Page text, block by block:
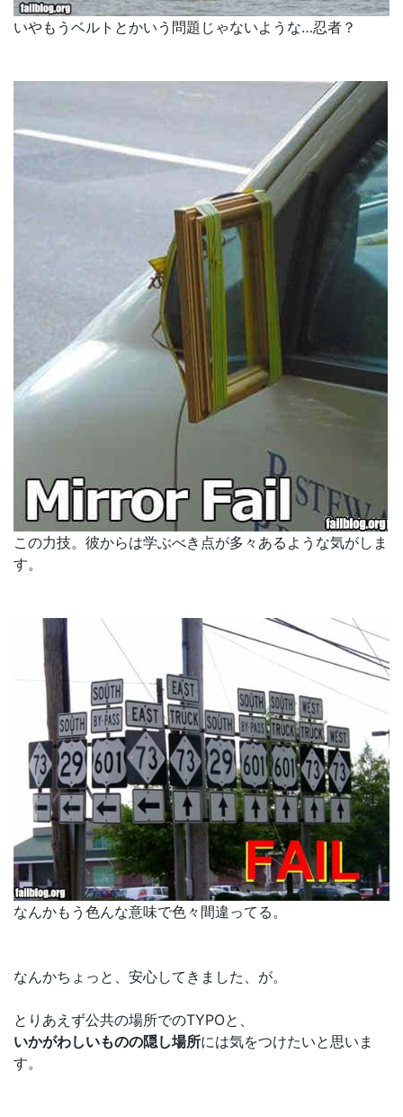
いやもうベルトとかいう問題じゃないような…忍者？
この力技。彼からは学ぶべき点が多々あるような気がしま
す。
なんかもう色んな意味で色々間違ってる。
なんかちょっと、安心してきました、が。
とりあえず公共の場所でのTYPOと、
いかがわしいものの隠し場所には気をつけたいと思いま
す。